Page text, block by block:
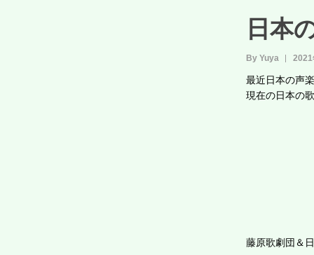
日本
By Yuya 2021
最近日本の声
現在の日本の
藤原歌劇団＆